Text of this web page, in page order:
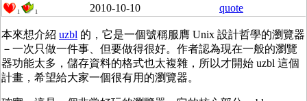
1 1 2010-10-10 quote
本來想介紹 uzbl 的，它是一個號稱服膺 Unix 設計哲學的瀏覽器
－一次只做一件事、但要做得很好。作者認為現在一般的瀏覽
器功能太多，儲存資料的格式也太複雜，所以才開始 uzbl 這個
計畫，希望給大家一個很有用的瀏覽器。